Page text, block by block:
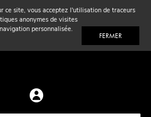
ce site, vous acceptez l'utilisation de traceurs
anonymes de visites
personnalisée.
FERMER